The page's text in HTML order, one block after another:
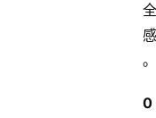
全
感
。
0